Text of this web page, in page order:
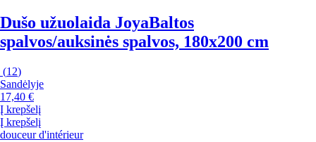
Dušo užuolaida JoyaBaltos
spalvos/auksinės spalvos, 180x200 cm
(12)
Sandėlyje
17,40 €
Į krepšelį
Į krepšelį
douceur d'intérieur